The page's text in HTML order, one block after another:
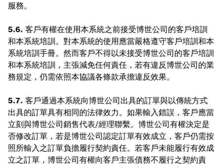
服務。
5.6. 客戶有權在使用本系統之前接受博世公司的客戶培訓
和本系統培訓。對本系統的使用應當嚴格遵守客戶培訓和本
系統培訓手冊。然而客戶不得以未接受博世公司的客戶培訓
和本系統培訓，主張減免任何責任，若有違反博世公司的業
務規定，仍需依照本協議各條款承擔違反效果。
5.7. 客戶通過本系統向博世公司出具的訂單與以傳統方式
出具的訂單具有相同的法律效力。如果輸入錯誤，客戶應當
立刻與博世公司銷售代表/經理聯繫。博世公司有權決定是
否修改訂單，若是博世公司認定訂單有效成立，客戶仍需按
照所輸入之訂單負擔履行契約責任。若客戶未能履行有效成
立之訂單，博世公司有權向客戶主張債務不履行之契約責